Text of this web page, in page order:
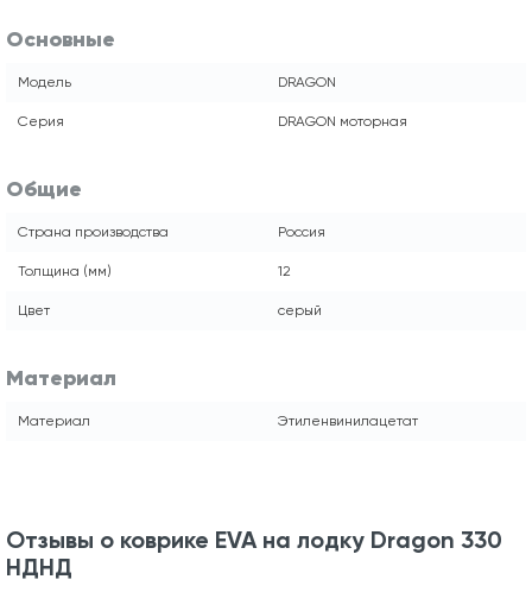
Основные
Модель DRAGON
Серия DRAGON моторная
Общие
Страна производства Россия
Толщина (мм) 12
Цвет серый
Материал
Материал Этиленвинилацетат
Отзывы о коврике EVA на лодку Dragon 330
НДНД